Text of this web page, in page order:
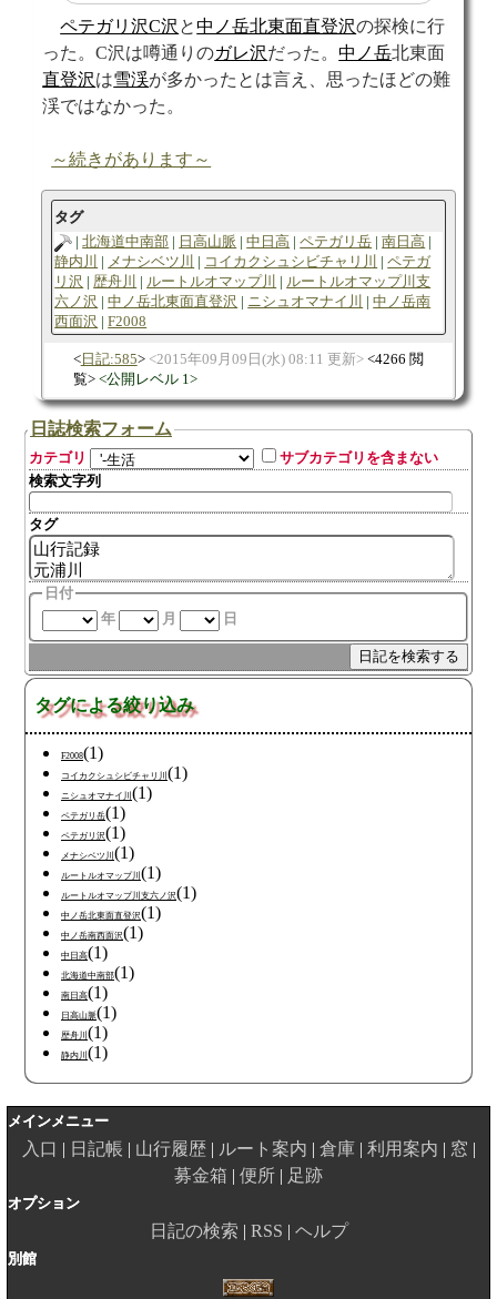
ペテガリ沢C沢 と中ノ岳北東面直登沢の探検に行
った。C沢は噂通りのガレ沢だった。中ノ岳北東面
直登沢は雪渓が多かったとは言え、思ったほどの難
渓ではなかった。
～続きがあります～
タグ
北海道中南部
日高山脈 中日高 ペテガリ岳
南日高
静内川
メナシベツ川 コイカクシュシビチャリ川
ペテガ
リ沢
歴舟川 ルートルオマップ川
ルートルオマップ川支
六ノ沢
中ノ岳北東面直登沢 ニシュオマナイ川
中ノ岳南
西面沢
F2008
日記:585 2015年09月09日(水) 08:11 更新
4266 閲
覧
公開レベル 1
日誌検索フォーム
カテゴリ
サブカテゴリを含まない
検索文字列
タグ
日付
年
月 日
タグによる絞り込み
F2008(1)
コイカクシュシビチャリ川(1)
ニシュオマナイ川(1)
ペテガリ岳(1)
ペテガリ沢(1)
メナシベツ川(1)
ルートルオマップ川(1)
ルートルオマップ川支六ノ沢(1)
中ノ岳北東面直登沢(1)
中ノ岳南西面沢(1)
中日高(1)
北海道中南部(1)
南日高(1)
日高山脈(1)
歴舟川(1)
静内川(1)
メインメニュー
入口 日記帳 山行履歴 ルート案内 倉庫 利用案内
窓
募金箱
便所 足跡
オプション
日記の検索 RSS ヘルプ
別館